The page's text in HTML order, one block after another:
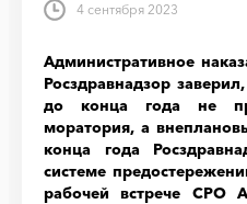
4 сентября 2023
Административное
Росздравнадзор
до конца года не
моратория, а
конца года
системе
рабочей встрече СРО